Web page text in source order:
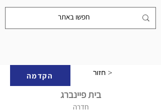
הקדמה חזור >
בית פיינברג
חדרה